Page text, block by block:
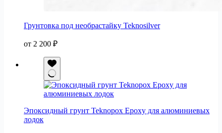
Грунтовка под необрастайку Teknosilver
от 2 200 ₽
Эпоксидный грунт Teknopox Epoxy для алюминиевых
лодок